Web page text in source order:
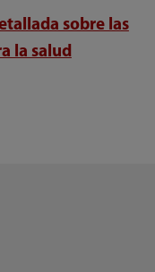
sobre las
la salud